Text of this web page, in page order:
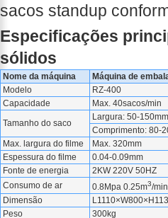
sacos standup
Especificações
sólidos
Nome da máquina
Máquina de
Modelo
RZ-400
Capacidade
Max. 40sacos/min
Tamanho do saco
Largura: 50-150mm
Comprimento: 80-
Max. largura do filme
Max. 320mm
Espessura do filme
0.04-0.09mm
Fonte de energia
2KW 220V 50HZ
Consumo de ar
0.8Mpa 0.25m3/min
Dimensão
Peso
300kg